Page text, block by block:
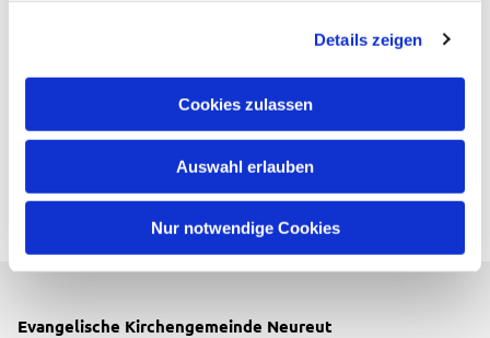
Details zeigen
Cookies zulassen
Auswahl erlauben
Nur notwendige Cookies
Evangelische Kirchengemeinde Neureut